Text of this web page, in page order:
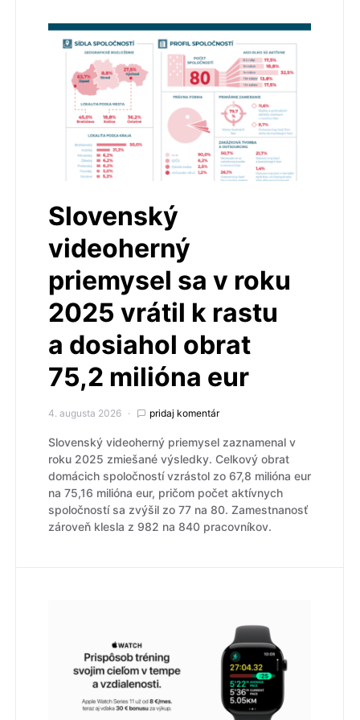
Slovenský
videoherný
priemysel sa v roku
2025 vrátil k rastu
a dosiahol obrat
75,2 milióna eur
4. augusta 2026 pridaj komentár
Slovenský videoherný priemysel zaznamenal v
roku 2025 zmiešané výsledky. Celkový obrat
domácich spoločností vzrástol zo 67,8 milióna eur
na 75,16 milióna eur, pričom počet aktívnych
spoločností sa zvýšil zo 77 na 80. Zamestnanosť
zároveň klesla z 982 na 840 pracovníkov.